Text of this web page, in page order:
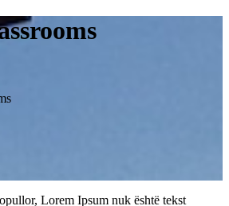
Lorem Ipsum nuk është tekst